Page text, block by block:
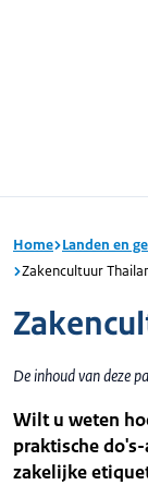
Home Landen en
Zakencultuur
De inhoud van deze
Wilt u weten
praktische
zakelijke